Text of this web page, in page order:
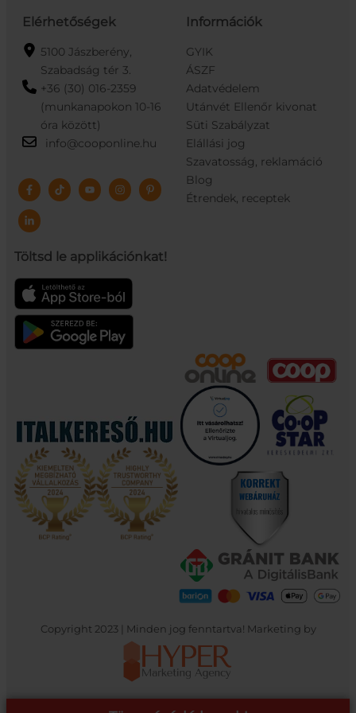
Elérhetőségek
5100 Jászberény,
Szabadság tér 3.
+36 (30) 016-2359
(munkanapokon 10-16
óra között)
info@cooponline.hu
Töltsd le applikációnkat!
Információk
GYIK
ÁSZF
Adatvédelem
Utánvét Ellenőr kivonat
Süti Szabályzat
Elállási jog
Szavatosság, reklamáció
Blog
Étrendek, receptek
Copyright 2023 | Minden jog fenntartva! Marketing by